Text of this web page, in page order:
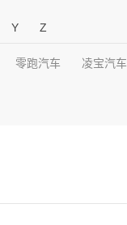
Y Z
零跑汽车 凌宝汽车